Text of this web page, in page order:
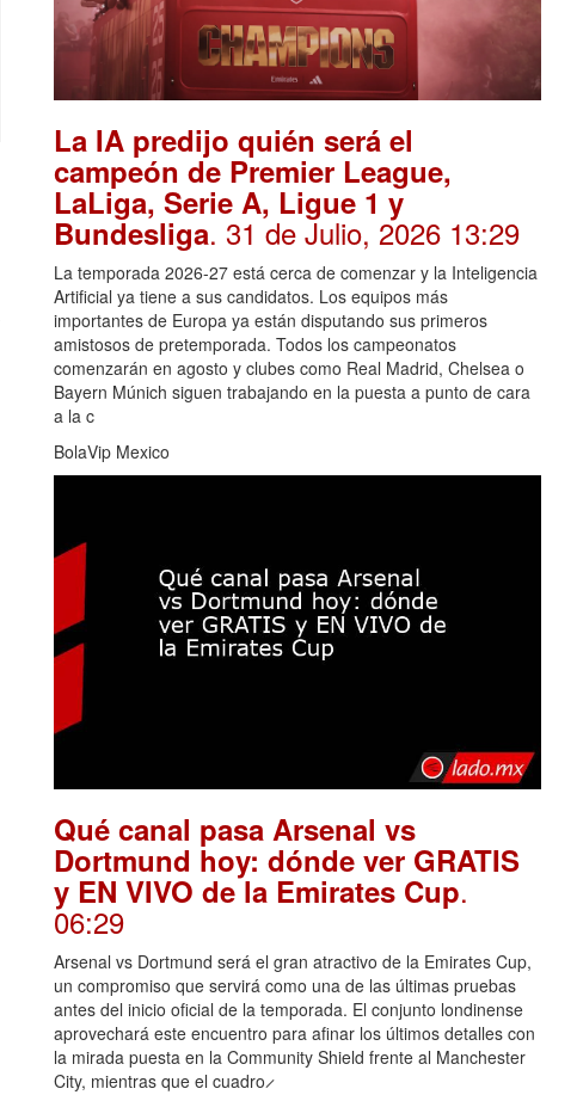
La IA predijo quién será el
campeón de Premier League,
LaLiga, Serie A, Ligue 1 y
Bundesliga. 31 de Julio, 2026 13:29
La temporada 2026-27 está cerca de comenzar y la Inteligencia
Artificial ya tiene a sus candidatos. Los equipos más
importantes de Europa ya están disputando sus primeros
amistosos de pretemporada. Todos los campeonatos
comenzarán en agosto y clubes como Real Madrid, Chelsea o
Bayern Múnich siguen trabajando en la puesta a punto de cara
a la c
BolaVip Mexico
Qué canal pasa Arsenal vs
Dortmund hoy: dónde ver GRATIS
y EN VIVO de la Emirates Cup.
06:29
Arsenal vs Dortmund será el gran atractivo de la Emirates Cup,
un compromiso que servirá como una de las últimas pruebas
antes del inicio oficial de la temporada. El conjunto londinense
aprovechará este encuentro para afinar los últimos detalles con
la mirada puesta en la Community Shield frente al Manchester
City, mientras que el cuadro ̷